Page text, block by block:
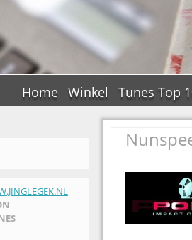
Home Winkel Tunes Top